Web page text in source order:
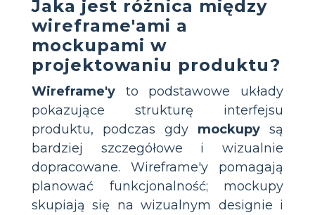
Jaka jest różnica między
wireframe'ami a
mockupami w
projektowaniu produktu?
Wireframe'y to podstawowe układy
pokazujące strukturę interfejsu
produktu, podczas gdy mockupy są
bardziej szczegółowe i wizualnie
dopracowane. Wireframe'y pomagają
planować funkcjonalność; mockupy
skupiają się na wizualnym designie i